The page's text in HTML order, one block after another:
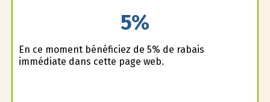
5%
En ce moment bénéficiez de 5% de rabais
immédiate dans cette page web.